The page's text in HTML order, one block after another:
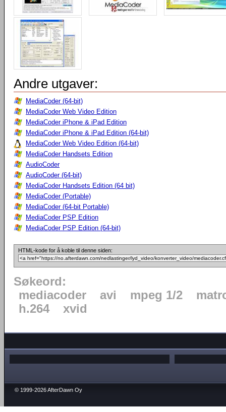
Andre utgaver:
MediaCoder (64-bit)
MediaCoder Web Video Edition
MediaCoder iPhone & iPad Edition
MediaCoder iPhone & iPad Edition (64-bit)
MediaCoder Web Video Edition (64-bit)
MediaCoder Handsets Edition
AudioCoder
AudioCoder (64-bit)
MediaCoder Handsets Edition (64 bit)
MediaCoder (Portable)
MediaCoder (64-bit Portable)
MediaCoder PSP Edition
MediaCoder PSP Edition (64-bit)
HTML-kode for å koble til denne siden:
Søkeord:
mediacoder
avi mpeg 1/2
h.264
xvid
© 1999-2026 AfterDawn Oy